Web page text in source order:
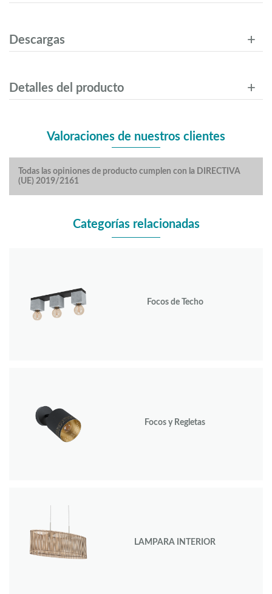
Descargas
Detalles del producto
Valoraciones de nuestros clientes
Todas las opiniones de producto cumplen con la DIRECTIVA
(UE) 2019/2161
Categorías relacionadas
Focos de Techo
Focos y Regletas
LAMPARA INTERIOR